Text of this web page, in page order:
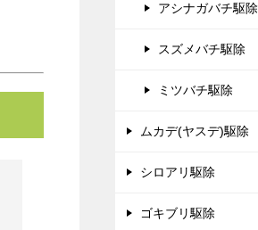
アシナガバチ駆除
スズメバチ駆除
ミツバチ駆除
ムカデ(ヤスデ)駆除
シロアリ駆除
ゴキブリ駆除